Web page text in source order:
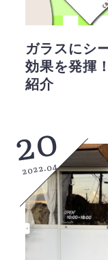
ガラスにシ
効果を発揮
紹介
20
2022.04